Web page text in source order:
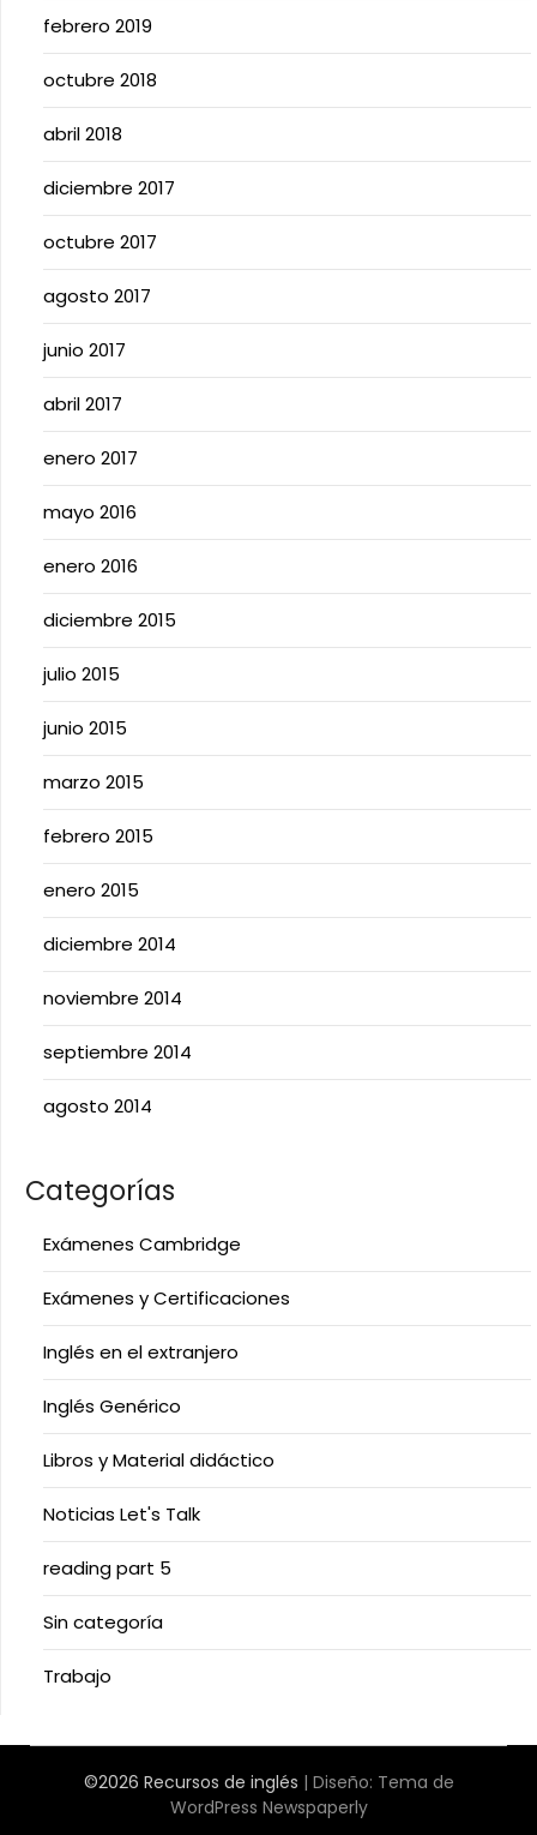
febrero 2019
octubre 2018
abril 2018
diciembre 2017
octubre 2017
agosto 2017
junio 2017
abril 2017
enero 2017
mayo 2016
enero 2016
diciembre 2015
julio 2015
junio 2015
marzo 2015
febrero 2015
enero 2015
diciembre 2014
noviembre 2014
septiembre 2014
agosto 2014
Categorías
Exámenes Cambridge
Exámenes y Certificaciones
Inglés en el extranjero
Inglés Genérico
Libros y Material didáctico
Noticias Let's Talk
reading part 5
Sin categoría
Trabajo
©2026 Recursos de inglés | Diseño: Tema de
WordPress Newspaperly